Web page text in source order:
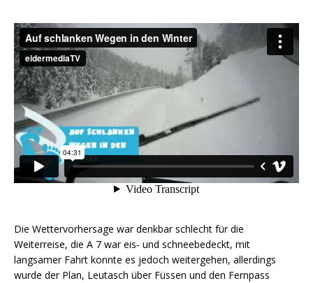
Die Wettervorhersage war denkbar schlecht für die
Weiterreise, die A 7 war eis- und schneebedeckt, mit
langsamer Fahrt konnte es jedoch weitergehen, allerdings
wurde der Plan, Leutasch über Füssen und den Fernpass